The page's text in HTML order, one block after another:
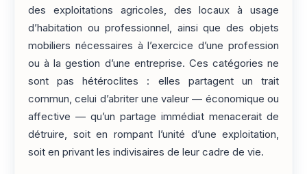
des exploitations agricoles, des locaux à usage
d’habitation ou professionnel, ainsi que des objets
mobiliers nécessaires à l’exercice d’une profession
ou à la gestion d’une entreprise. Ces catégories ne
sont pas hétéroclites : elles partagent un trait
commun, celui d’abriter une valeur — économique ou
affective — qu’un partage immédiat menacerait de
détruire, soit en rompant l’unité d’une exploitation,
soit en privant les indivisaires de leur cadre de vie.